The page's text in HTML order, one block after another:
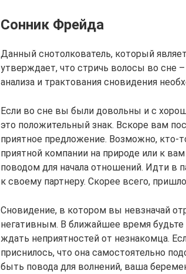
Сонник Фрейда
Данный снотолкователь, который
утверждает, что стричь волосы во сне
анализа и трактования сновидения
Если во сне вы были довольны и с
это положительный знак. Вскоре вам
приятное предложение. Возможно, кто-
приятной компании на природе или к
поводом для начала отношений. Идти в
к своему партнеру. Скорее всего,
Сновидение, в котором вы невзначай
негативным. В ближайшее время
ждать неприятностей от незнакомца.
приснилось, что она самостоятельно
быть повода для волнений, ваша